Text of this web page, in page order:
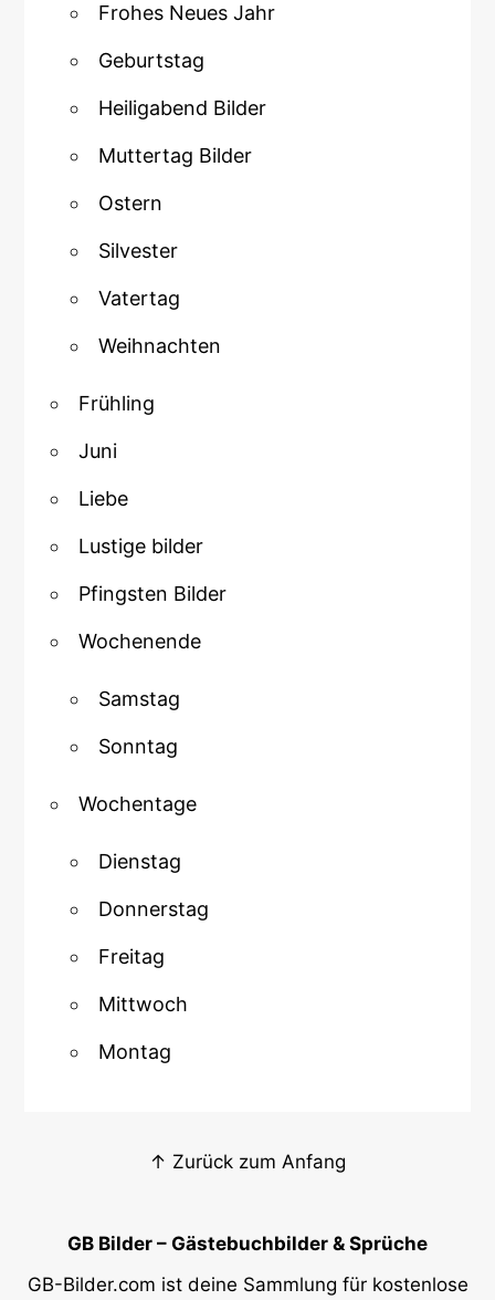
Frohes Neues Jahr
Geburtstag
Heiligabend Bilder
Muttertag Bilder
Ostern
Silvester
Vatertag
Weihnachten
Frühling
Juni
Liebe
Lustige bilder
Pfingsten Bilder
Wochenende
Samstag
Sonntag
Wochentage
Dienstag
Donnerstag
Freitag
Mittwoch
Montag
↑ Zurück zum Anfang
GB Bilder – Gästebuchbilder & Sprüche
GB-Bilder.com ist deine Sammlung für kostenlose